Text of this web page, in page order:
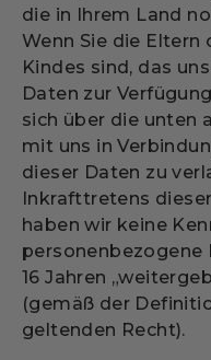
die in Ihrem Land
Wenn Sie die Eltern
Kindes sind, das
Daten zur
sich über die unten
mit uns in
dieser Daten zu
Inkrafttretens
haben wir keine
personenbezogene
16 Jahren
(gemäß der
geltenden Recht).